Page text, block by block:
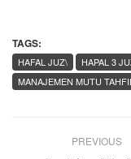
TAGS:
HAFAL JUZ\ HAPAL 3
MANAJEMEN MUTU
PREVIOUS